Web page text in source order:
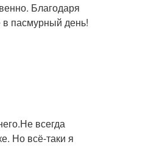
Благодаря
пасмурный день!
всегда
Но всё-таки я